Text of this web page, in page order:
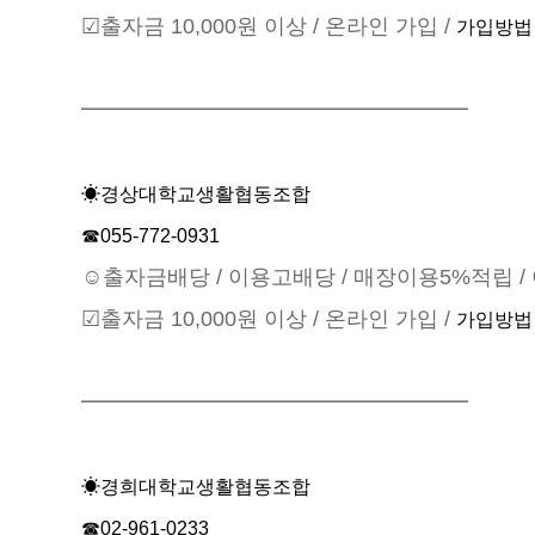
☑출자금 10,000원 이상 / 온라인 가입 / 가입방법
━━━━━━━━━━━━━━━━━━
☀경상대학교생활협동조합
☎055-772-0931
☺출자금배당 / 이용고배당 / 매장이용5%적립 /
☑출자금 10,000원 이상 / 온라인 가입 / 가입방법
━━━━━━━━━━━━━━━━━━
☀경희대학교생활협동조합
☎02-961-0233